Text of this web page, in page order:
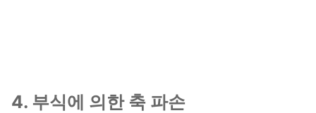
4. 부식에 의한 축 파손